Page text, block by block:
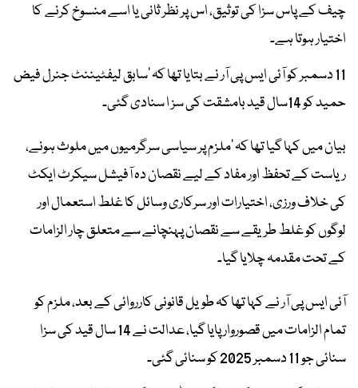
چیف کے پاس سزا کی توثیق، اس پر نظر ثانی یا اسے منسوخ کرنے کا
اختیار ہوتا ہے۔
11 دسمبر کو آئی ایس پی آر نے بتایا تھا کہ ’سابق لیفٹیننٹ جنرل فیض
حمید کو 14سال قید بامشقت کی سز ا سنادی گئی۔
بیان میں کہا گیا تھا کہ ’ملزم پر سیاسی سرگرمیوں میں ملوث ہونے،
ریاست کے تحفظ اور مفاد کے لیے نقصان دہ آفیشل سیکرٹ ایکٹ
کی خلاف ورزی، اختیارات اور سرکاری وسائل کا غلط استعمال اور
لوگوں کو غلط طریقے سے نقصان پہنچانے سے متعلق چار الزامات
کے تحت مقدمہ چلایا گیا۔
آئی ایس پی آر نے کہا تھا کہ طویل قانونی کارروائی کے بعد، ملزم کو
تمام الزامات میں قصوروار پایا گیا، عدالت نے 14 سال قید کی سزا
سنائی جو 11 دسمبر 2025 کو سنائی گئی۔